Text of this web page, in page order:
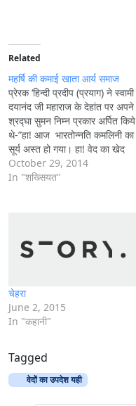
d
i
n
g
…
Related
महर्षि की कमाई खाता आर्य समाज
प्रेरक ‘हिन्दी प्रदीप (प्रयाग) ने स्वामी
दयानंद जी महाराज के देहांत पर अपने
श्रद्घा सुमन निम्न प्रकार अर्पित किये
थे-”हा! आज भारतोन्नति कमलिनी का
सूर्य अस्त हो गया। हा! वेद का खेद
मिटाने वाला सद्घैद्य गुप्त हो गया। हा!
दयानंद सरस्वती आर्यों की सरस्वती
October 29, 2014
In "शख्सियत"
चेहरा
June 2, 2015
In "कहानी"
Tagged
वेदों का उपदेश यही